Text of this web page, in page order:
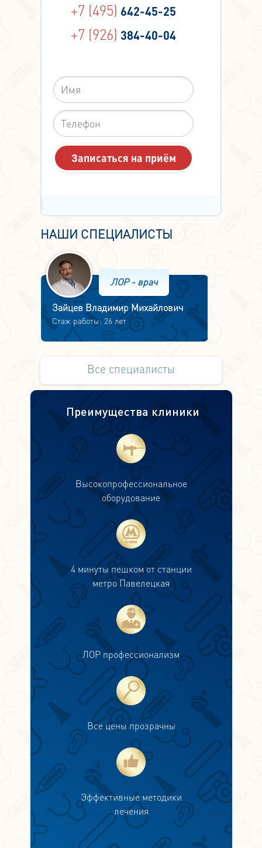
+7 (495) 642-45-25
+7 (926) 384-40-04
НАШИ СПЕЦИАЛИСТЫ
ЛОР - врач
Зайцев Владимир Михайлович
Стаж работы: 26 лет
Все специалисты
Преимущества клиники
Высокопрофессиональное
оборудование
4 минуты пешком от станции
метро Павелецкая
ЛОР профессионализм
Все цены прозрачны
Эффективные методики
лечения